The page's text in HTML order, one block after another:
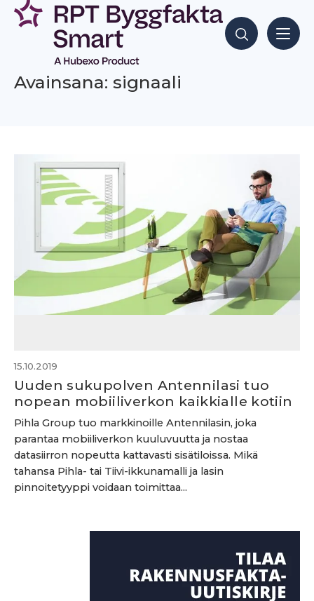
Siirry
sisältöön
Hae sisältöjä
Avainsana: signaali
15.10.2019
Uuden sukupolven Antennilasi tuo
nopean mobiiliverkon kaikkialle kotiin
Pihla Group tuo markkinoille Antennilasin, joka
parantaa mobiiliverkon kuuluvuutta ja nostaa
datasiirron nopeutta kattavasti sisätiloissa. Mikä
tahansa Pihla- tai Tiivi-ikkunamalli ja lasin
pinnoitetyyppi voidaan toimittaa...